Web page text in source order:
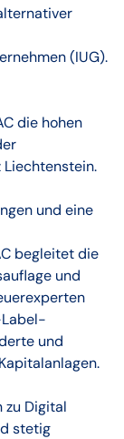
(IUG).
die hohen
und eine
begleitet die
und
Label-
und
zu Digital
stetig